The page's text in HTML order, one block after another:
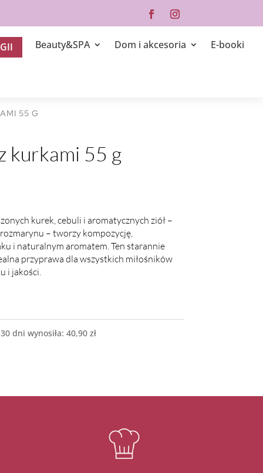
Beauty&SPA Dom i akcesoria
E-booki
55 G
kurkami 55 g
kurek, cebuli i aromatycznych ziół –
– tworzy kompozycję,
i naturalnym aromatem. Ten starannie
przyprawa dla wszystkich miłośników
i jakości.
dni wynosiła: 40,90 zł